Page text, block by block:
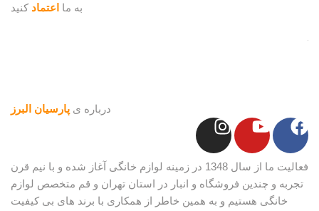
درباره ی پارسیان البرز
فعالیت ما از سال 1348 در زمینه لوازم خانگی آغاز شده و با نیم قرن
تجربه و چندین فروشگاه و انبار در استان تهران و قم متخصص لوازم
خانگی هستیم و به همین خاطر از همکاری با برند های بی کیفیت
به ما اعتماد کنید